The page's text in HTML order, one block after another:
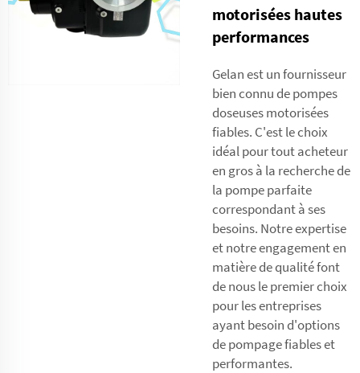
motorisées hautes
performances
Gelan est un fournisseur
bien connu de pompes
doseuses motorisées
fiables. C'est le choix
idéal pour tout acheteur
en gros à la recherche de
la pompe parfaite
correspondant à ses
besoins. Notre expertise
et notre engagement en
matière de qualité font
de nous le premier choix
pour les entreprises
ayant besoin d'options
de pompage fiables et
performantes.